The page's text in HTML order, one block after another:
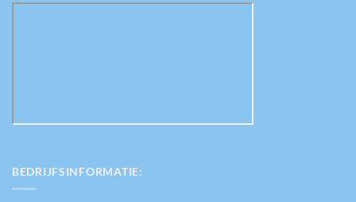
BEDRIJFSINFORMATIE: